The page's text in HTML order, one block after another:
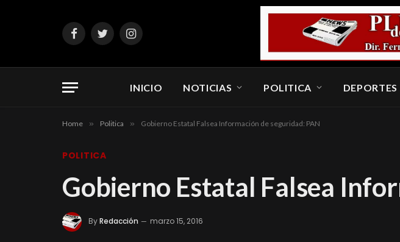
FacebookTwitterInstagram
INICIO NOTICIAS POLITICA DEPORTES
Home » Politica » Gobierno Estatal Falsea Información de seguridad: PAN
POLITICA
Gobierno Estatal Falsea
ByRedacción marzo 15, 2016